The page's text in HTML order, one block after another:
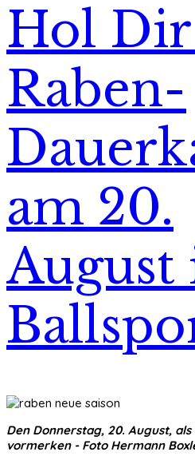
Hol
Raben-
am 20.
August
Den Donnerstag, 20. August,
vormerken - Foto Hermann